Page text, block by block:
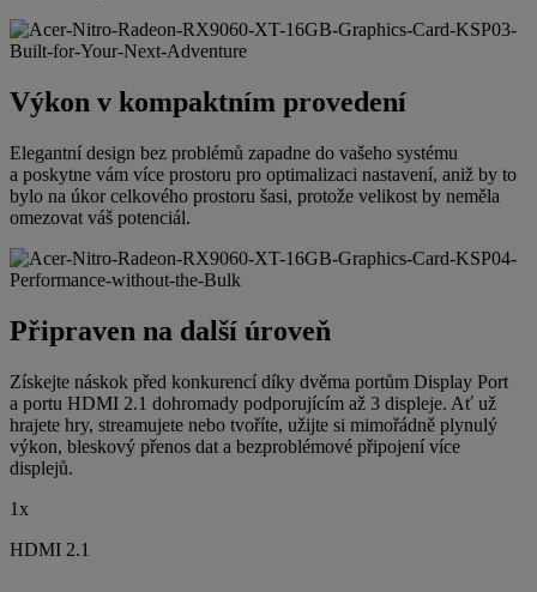
Výkon v kompaktním provedení
Elegantní design bez problémů zapadne do vašeho systému
a poskytne vám více prostoru pro optimalizaci nastavení, aniž by to
bylo na úkor celkového prostoru šasi, protože velikost by neměla
omezovat váš potenciál.
Připraven na další úroveň
Získejte náskok před konkurencí díky dvěma portům Display Port
a portu HDMI 2.1 dohromady podporujícím až 3 displeje. Ať už
hrajete hry, streamujete nebo tvoříte, užijte si mimořádně plynulý
výkon, bleskový přenos dat a bezproblémové připojení více
displejů.
1x
HDMI 2.1